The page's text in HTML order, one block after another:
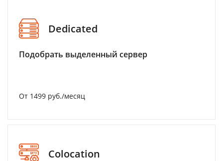
Dedicated
Подобрать выделенный сервер
От 1499 руб./месяц
Colocation